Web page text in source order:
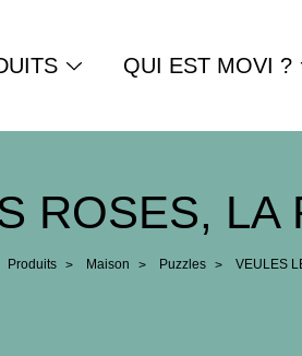
QUI EST MOVI ?
ROSES, LA
Produits > Maison > Puzzles > VEULES